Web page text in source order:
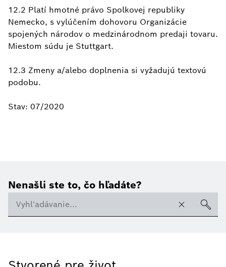
12.2 Platí hmotné právo Spolkovej republiky
Nemecko, s vylúčením dohovoru Organizácie
spojených národov o medzinárodnom predaji tovaru.
Miestom súdu je Stuttgart.
12.3 Zmeny a/alebo doplnenia si vyžadujú textovú
podobu.
Stav: 07/2020
Nenašli ste to, čo hľadáte?